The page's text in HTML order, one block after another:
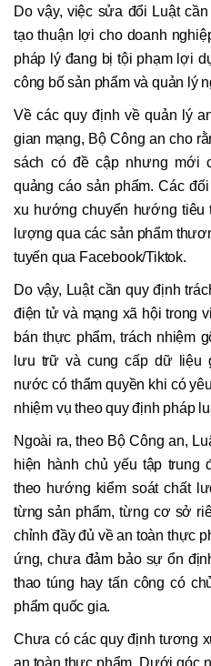
Do vậy, việc sửa đổi Luật
tạo thuận lợi cho doanh
pháp lý đang bị tội phạm lợi
công bố sản phẩm và quản lý
Về các quy định về quản lý
gian mạng, Bộ Công an cho
sách có đề cập nhưng mới
quảng cáo sản phẩm. Các
xu hướng chuyển hướng tiêu
lượng qua các sản phẩm
tuyến qua Facebook/Tiktok.
Do vậy, Luật cần quy định
điện tử và mạng xã hội trong
bán thực phẩm, trách nhiệm
lưu trữ và cung cấp dữ liệu
nước có thẩm quyền khi có
nhiệm vụ theo quy định pháp
Ngoài ra, theo Bộ Công an,
hiện hành chủ yếu tập trung
theo hướng kiểm soát chất
từng sản phẩm, từng cơ sở
chỉnh đầy đủ về an toàn thực
ứng, chưa đảm bảo sự ổn
thao túng hay tấn công có
phẩm quốc gia.
Chưa có các quy định tương
an toàn thực phẩm. Dưới góc